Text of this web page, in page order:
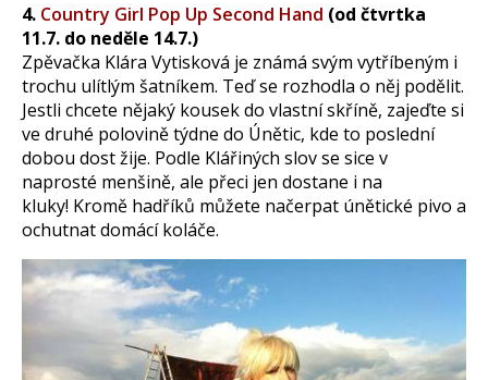
4. Country Girl Pop Up Second Hand (od čtvrtka
11.7. do neděle 14.7.)
Zpěvačka Klára Vytisková je známá svým vytříbeným i
trochu ulítlým šatníkem. Teď se rozhodla o něj podělit.
Jestli chcete nějaký kousek do vlastní skříně, zajeďte si
ve druhé polovině týdne do Únětic, kde to poslední
dobou dost žije. Podle Klářiných slov se sice v
naprosté menšině, ale přeci jen dostane i na
kluky! Kromě hadříků můžete načerpat únětické pivo a
ochutnat domácí koláče.